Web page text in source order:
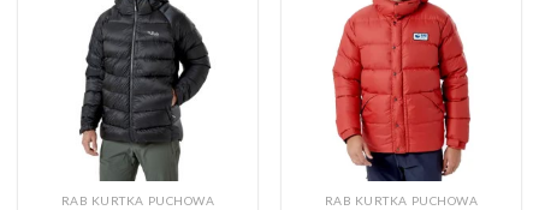
RAB KURTKA PUCHOWA RAB KURTKA PUCHOWA